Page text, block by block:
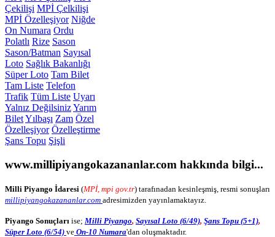
Çekilişi MPİ Çelkilişi
MPİ Özelleşiyor Niğde
On Numara Ordu
Polatlı Rize Sason
Sason/Batman Sayısal
Loto Sağlık Bakanlığı
Süper Loto Tam Bilet
Tam Liste Telefon
Trafik Tüm Liste Uyarı
Yalnız DeğilsinizYarım
BiletYılbaşı Zam Özel
Özelleşiyor Özelleştirme
Şans Topu Şişli
www.millipiyangokazananlar.com hakkında bilgi...
Milli Piyango İdaresi (MPİ, mpi gov.tr) tarafınadan kesinleşmiş, resmi sonuşları
millipiyangokazananlar.com adresimizden yayınlamaktayız.
Piyango Sonuçları ise; Milli Piyango, Sayısal Loto (6/49), Şans Topu (5+1),
Süper Loto (6/54) ve On-10 Numara'dan oluşmaktadır.